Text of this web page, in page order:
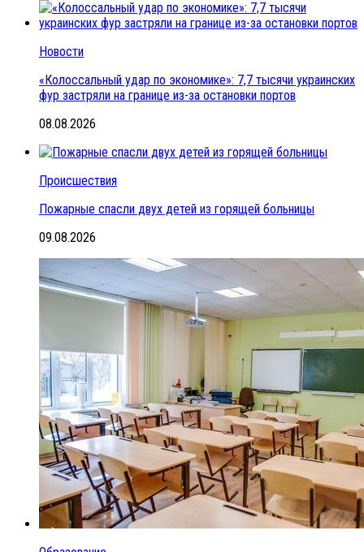
Новости
«Колоссальный удар по экономике»: 7,7 тысячи украинских
фур застряли на границе из-за остановки портов
08.08.2026
Происшествия
Пожарные спасли двух детей из горящей больницы
09.08.2026